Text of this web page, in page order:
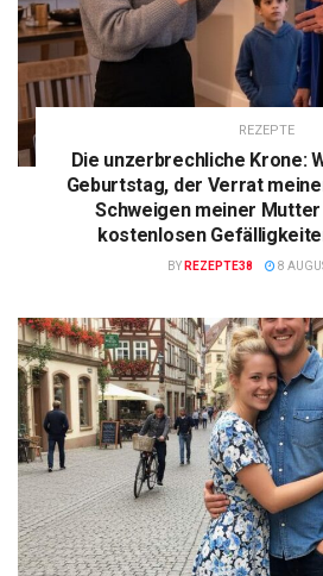
REZEPTE
Die unzerbrechliche Krone:
Geburtstag, der Verrat
Schweigen meiner Mutter
kostenlosen
BY REZEPTE38 8